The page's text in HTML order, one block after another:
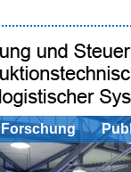
Forschung